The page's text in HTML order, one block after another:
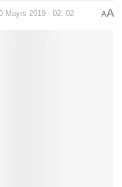
Mayıs 2019 - 02: 02 AA